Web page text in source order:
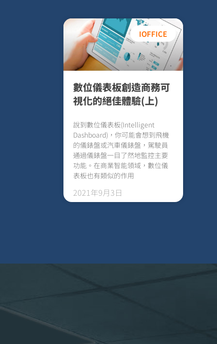
IOFFICE
數位儀表板創造商務可
視化的絕佳體驗(上)
說到數位儀表板(Intelligent
Dashboard)，你可能會想到飛機
的儀錶盤或汽車儀錶盤，駕駛員
通過儀錶盤一目了然地監控主要
功能。在商業智能領域，數位儀
表板也有類似的作用
2021年9月3日